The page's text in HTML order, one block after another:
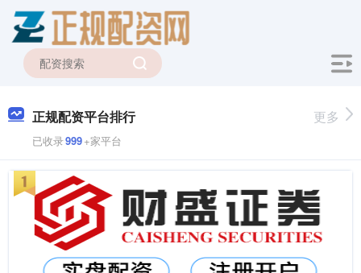
正规配资平台排行
已收录999+家平台
更多